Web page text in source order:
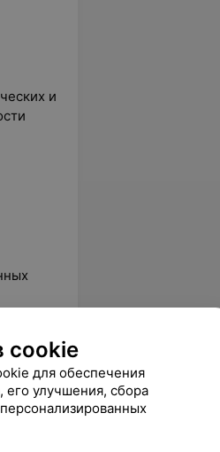
и
при
cookie
для обеспечения
его улучшения, сбора